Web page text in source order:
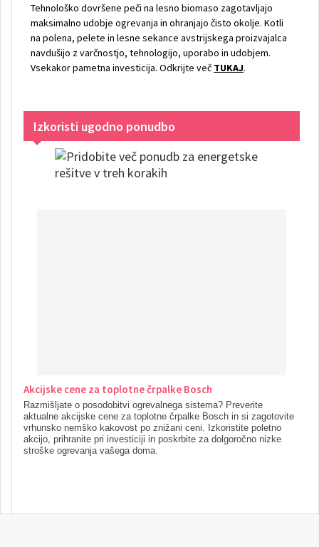
Tehnološko dovršene peči na lesno biomaso zagotavljajo
maksimalno udobje ogrevanja in ohranjajo čisto okolje. Kotli
na polena, pelete in lesne sekance avstrijskega proizvajalca
navdušijo z varčnostjo, tehnologijo, uporabo in udobjem.
Vsekakor pametna investicija. Odkrijte več TUKAJ.
Izkoristi ugodno ponudbo
Akcijske cene za toplotne črpalke Bosch
Razmišljate o posodobitvi ogrevalnega sistema? Preverite
aktualne akcijske cene za toplotne črpalke Bosch in si zagotovite
vrhunsko nemško kakovost po znižani ceni. Izkoristite poletno
akcijo, prihranite pri investiciji in poskrbite za dolgoročno nizke
stroške ogrevanja vašega doma.